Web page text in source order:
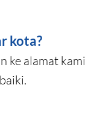
kota?
ke alamat kami